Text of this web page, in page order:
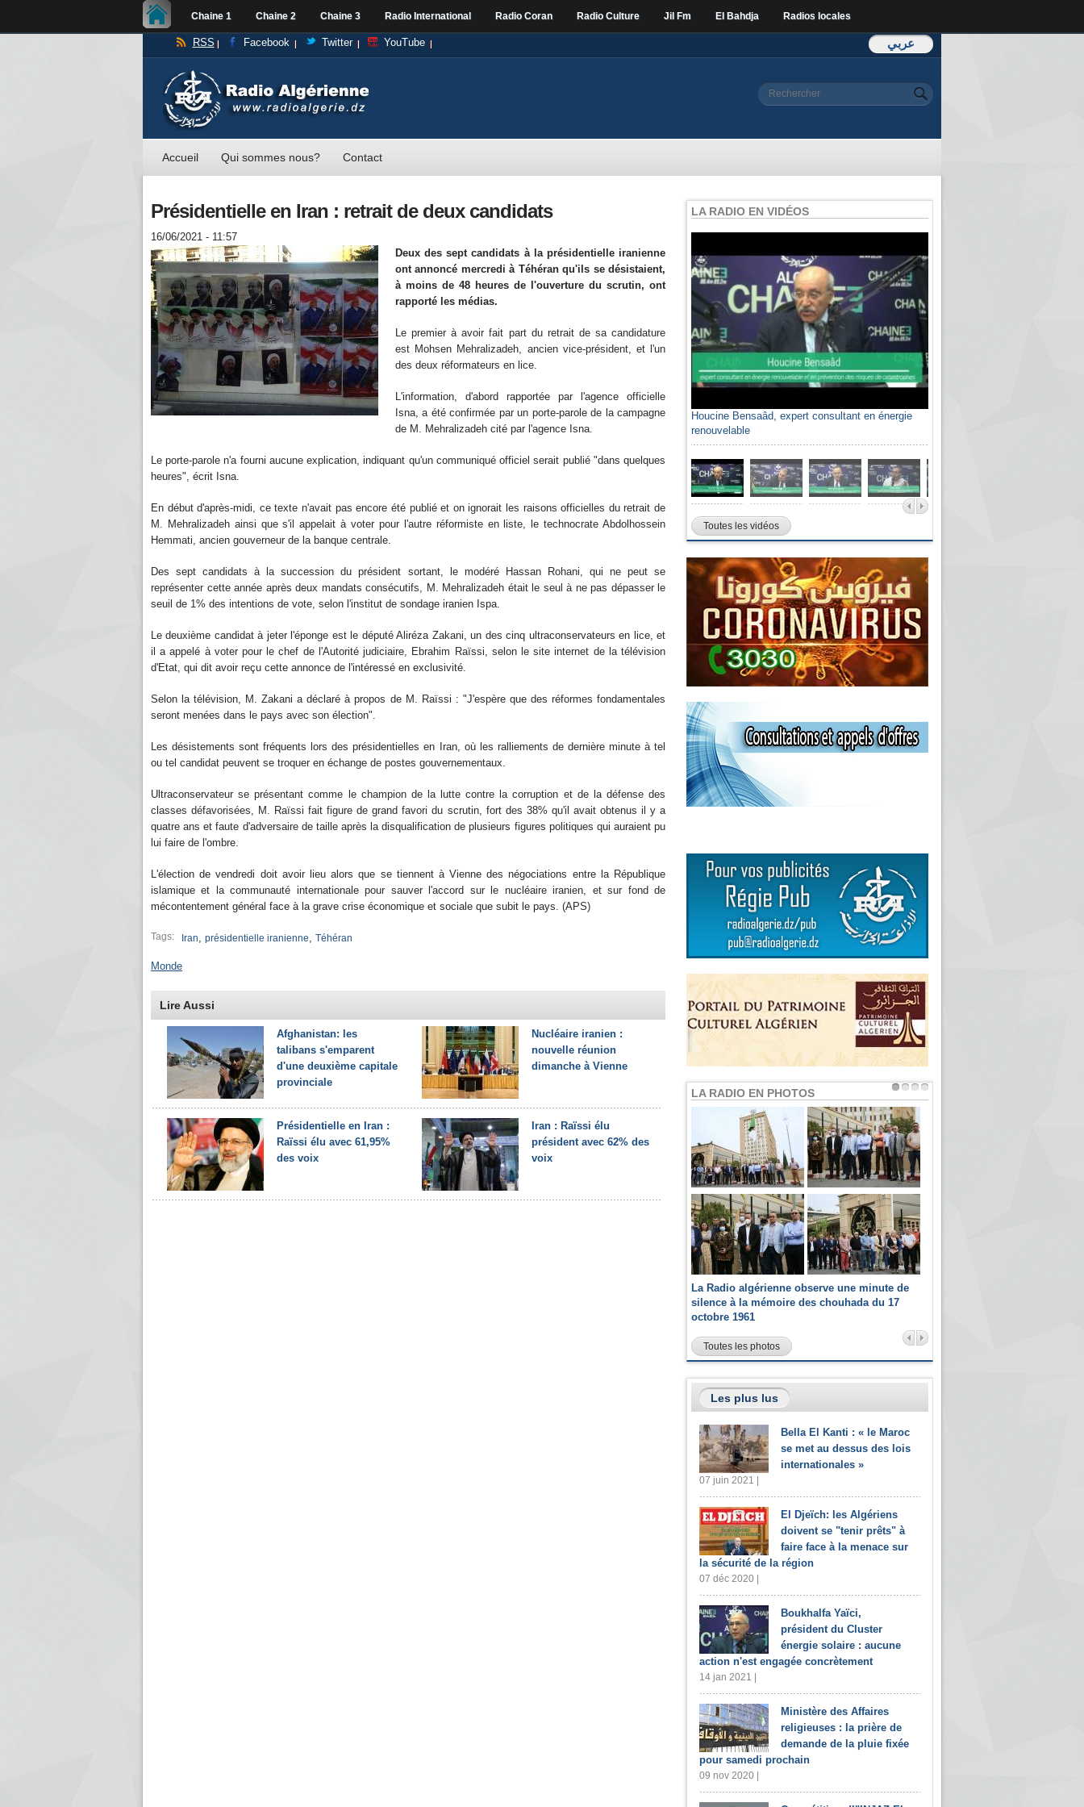
Chaine 1 Chaine 2 Chaine 3 Radio International Radio Coran Radio Culture Jil Fm El Bahdja Radios locales
عربي RSS Facebook Twitter YouTube
Formulaire de
Rechercher
Accueil Qui sommes nous? Contact
Présidentielle en Iran : retrait de deux candidats
16/06/2021 - 11:57
Deux des sept candidats à la présidentielle iranienne
ont annoncé mercredi à Téhéran qu'ils se désistaient,
à moins de 48 heures de l'ouverture du scrutin, ont
rapporté les médias.
Le premier à avoir fait part du retrait de sa candidature
est Mohsen Mehralizadeh, ancien vice-président, et l'un
des deux réformateurs en lice.
L'information, d'abord rapportée par l'agence officielle
Isna, a été confirmée par un porte-parole de la campagne
de M. Mehralizadeh cité par l'agence Isna.
Le porte-parole n'a fourni aucune explication, indiquant qu'un communiqué officiel serait publié "dans quelques
heures", écrit Isna.
En début d'après-midi, ce texte n'avait pas encore été publié et on ignorait les raisons officielles du retrait de
M. Mehralizadeh ainsi que s'il appelait à voter pour l'autre réformiste en liste, le technocrate Abdolhossein
Hemmati, ancien gouverneur de la banque centrale.
Des sept candidats à la succession du président sortant, le modéré Hassan Rohani, qui ne peut se
représenter cette année après deux mandats consécutifs, M. Mehralizadeh était le seul à ne pas dépasser le
seuil de 1% des intentions de vote, selon l'institut de sondage iranien Ispa.
Le deuxième candidat à jeter l'éponge est le député Aliréza Zakani, un des cinq ultraconservateurs en lice, et
il a appelé à voter pour le chef de l'Autorité judiciaire, Ebrahim Raïssi, selon le site internet de la télévision
d'Etat, qui dit avoir reçu cette annonce de l'intéressé en exclusivité.
Selon la télévision, M. Zakani a déclaré à propos de M. Raïssi : "J'espère que des réformes fondamentales
seront menées dans le pays avec son élection".
Les désistements sont fréquents lors des présidentielles en Iran, où les ralliements de dernière minute à tel
ou tel candidat peuvent se troquer en échange de postes gouvernementaux.
Ultraconservateur se présentant comme le champion de la lutte contre la corruption et de la défense des
classes défavorisées, M. Raïssi fait figure de grand favori du scrutin, fort des 38% qu'il avait obtenus il y a
quatre ans et faute d'adversaire de taille après la disqualification de plusieurs figures politiques qui auraient pu
lui faire de l'ombre.
L'élection de vendredi doit avoir lieu alors que se tiennent à Vienne des négociations entre la République
islamique et la communauté internationale pour sauver l'accord sur le nucléaire iranien, et sur fond de
mécontentement général face à la grave crise économique et sociale que subit le pays. (APS)
Tags: Iran, présidentielle iranienne, Téhéran
Monde
Lire Aussi
Afghanistan: les
talibans s'emparent
d'une deuxième capitale
provinciale
Nucléaire iranien :
nouvelle réunion
dimanche à Vienne
Présidentielle en Iran :
Raïssi élu avec 61,95%
des voix
Iran : Raïssi élu
président avec 62% des
voix
LA RADIO EN VIDÉOS
Houcine Bensaâd, expert consultant en énergie
renouvelable
Toutes les vidéos
LA RADIO EN PHOTOS
La Radio algérienne observe une minute de
silence à la mémoire des chouhada du 17
octobre 1961
Toutes les photos
Les plus lus
Bella El Kanti : « le Maroc
se met au dessus des lois
internationales »
07 juin 2021 |
El Djeïch: les Algériens
doivent se "tenir prêts" à
faire face à la menace sur
la sécurité de la région
07 déc 2020 |
Boukhalfa Yaïci,
président du Cluster
énergie solaire : aucune
action n'est engagée concrètement
14 jan 2021 |
Ministère des Affaires
religieuses : la prière de
demande de la pluie fixée
pour samedi prochain
09 nov 2020 |